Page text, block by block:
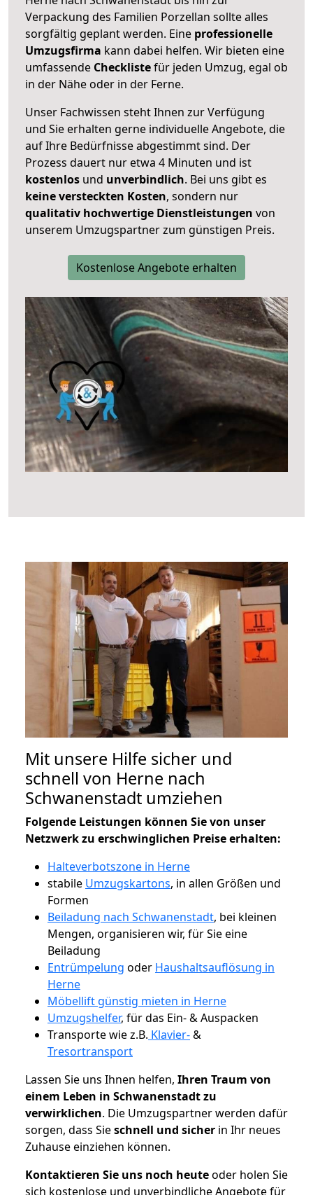
Verpackung des Familien Porzellan sollte alles
sorgfältig geplant werden. Eine professionelle
Umzugsfirma kann dabei helfen. Wir bieten eine
umfassende Checklistefür jeden Umzug, egal ob
in der Nähe oder in der Ferne.
Unser Fachwissen steht Ihnen zur Verfügung
und Sie erhalten gerne individuelle Angebote, die
auf Ihre Bedürfnisse abgestimmt sind. Der
Prozess dauert nur etwa 4 Minuten und ist
kostenlos und unverbindlich. Bei uns gibt es
keine versteckten Kosten, sondern nur
qualitativ hochwertige Dienstleistungen von
unserem Umzugspartner zum günstigen Preis.
Kostenlose Angebote erhalten
Mit unsere Hilfe sicher und
schnell von Herne nach
Schwanenstadt umziehen
Folgende Leistungen können Sie von unser
Netzwerk zu erschwinglichen Preise erhalten:
Halteverbotszone in Herne
stabile Umzugskartons, in allen Größen und
Formen
Beiladung nach Schwanenstadt, bei kleinen
Mengen, organisieren wir, für Sie eine
Beiladung
Entrümpelung oder Haushaltsauflösung in
Herne
Möbellift günstig mieten in Herne
Umzugshelfer, für das Ein- & Auspacken
Transporte wie z.B. Klavier-&
Tresortransport
Lassen Sie uns Ihnen helfen, Ihren Traum von
einem Leben in Schwanenstadt zu
verwirklichen. Die Umzugspartner werden dafür
sorgen, dass Sieschnell und sicher in Ihr neues
Zuhause einziehen können.
Kontaktieren Sie uns noch heuteoder holen Sie
sich kostenlose und unverbindliche Angebote für